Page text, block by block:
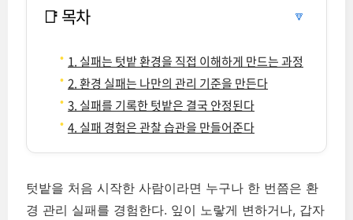
📑 목차 🔽
1. 실패는 텃밭 환경을 직접 이해하게 만드는 과정
2. 환경 실패는 나만의 관리 기준을 만든다
3. 실패를 기록한 텃밭은 결국 안정된다
4. 실패 경험은 관찰 습관을 만들어준다
텃밭을 처음 시작한 사람이라면 누구나 한 번쯤은 환
경 관리 실패를 경험한다. 잎이 노랗게 변하거나, 갑자